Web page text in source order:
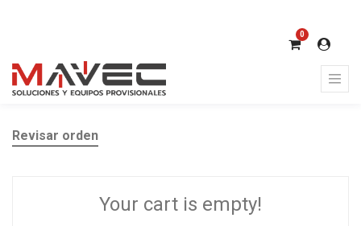
0
Revisar orden
Your cart is empty!